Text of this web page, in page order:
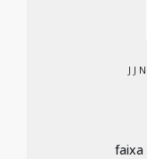
J J
faixa